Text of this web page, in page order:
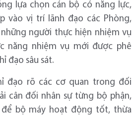
lựa chọn cán bộ có năng lực,
vào vị trí lãnh đạo các Phòng,
người thực hiện nhiệm vụ
năng nhiệm vụ mới được phê
đạo sâu sát.
đạo rõ các cơ quan trong đối
cân đối nhân sự từng bộ phận,
bộ máy hoạt động tốt, thừa